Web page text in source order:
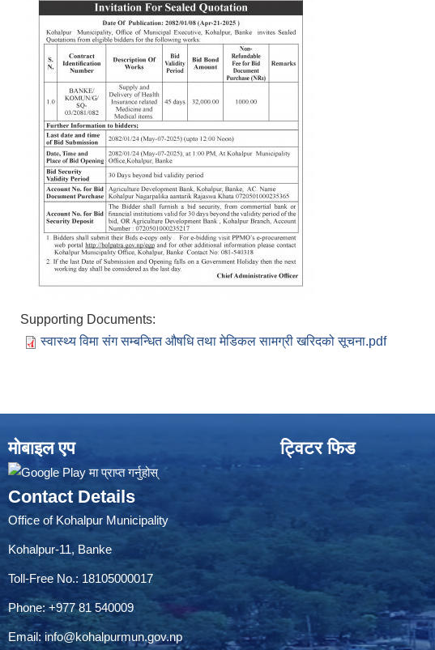
Supporting Documents:
स्वास्थ्य विमा संग सम्बन्धित औषधि तथा मेडिकल सामग्री खरिदको सूचना.pdf
मोबाइल एप
Contact Details
Office of Kohalpur Municipality
Kohalpur-11, Banke
Toll-Free No.: 18105000017
Phone: +977 81 540009
Email: info@kohalpurmun.gov.np
ट्विटर फिड